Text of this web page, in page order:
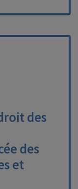
des
des
et